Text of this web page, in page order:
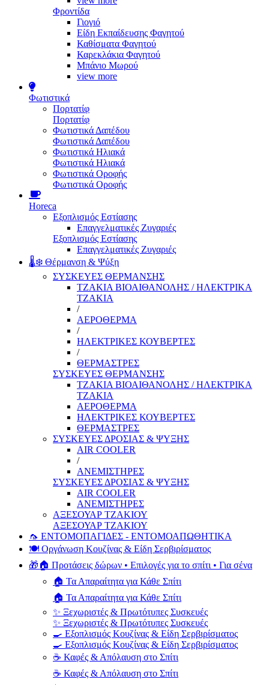
Φροντίδα
Γιογιό
Είδη Εκπαίδευσης Φαγητού
Καθίσματα Φαγητού
Καρεκλάκια Φαγητού
Μπάνιο Μωρού
view more
Φωτιστικά
Πορτατίφ
Πορτατίφ
Φωτιστικά Δαπέδου
Φωτιστικά Δαπέδου
Φωτιστικά Ηλιακά
Φωτιστικά Ηλιακά
Φωτιστικά Οροφής
Φωτιστικά Οροφής
Horeca
Εξοπλισμός Εστίασης
Επαγγελματικές Ζυγαριές
Εξοπλισμός Εστίασης
Επαγγελματικές Ζυγαριές
🌡️❄️ Θέρμανση & Ψύξη
ΣΥΣΚΕΥΕΣ ΘΕΡΜΑΝΣΗΣ
ΤΖΑΚΙΑ ΒΙΟΑΙΘΑΝΟΛΗΣ / ΗΛΕΚΤΡΙΚΑ
ΤΖΑΚΙΑ
/
ΑΕΡΟΘΕΡΜΑ
/
ΗΛΕΚΤΡΙΚΕΣ ΚΟΥΒΕΡΤΕΣ
/
ΘΕΡΜΑΣΤΡΕΣ
ΣΥΣΚΕΥΕΣ ΘΕΡΜΑΝΣΗΣ
ΤΖΑΚΙΑ ΒΙΟΑΙΘΑΝΟΛΗΣ / ΗΛΕΚΤΡΙΚΑ
ΤΖΑΚΙΑ
ΑΕΡΟΘΕΡΜΑ
ΗΛΕΚΤΡΙΚΕΣ ΚΟΥΒΕΡΤΕΣ
ΘΕΡΜΑΣΤΡΕΣ
ΣΥΣΚΕΥΕΣ ΔΡΟΣΙΑΣ & ΨΥΞΗΣ
AIR COOLER
/
ΑΝΕΜΙΣΤΗΡΕΣ
ΣΥΣΚΕΥΕΣ ΔΡΟΣΙΑΣ & ΨΥΞΗΣ
AIR COOLER
ΑΝΕΜΙΣΤΗΡΕΣ
ΑΞΕΣΟΥΑΡ ΤΖΑΚΙΟΥ
ΑΞΕΣΟΥΑΡ ΤΖΑΚΙΟΥ
🦟 ΕΝΤΟΜΟΠΑΓΙΔΕΣ - ΕΝΤΟΜΟΑΠΩΘΗΤΙΚΑ
🍽️ Οργάνωση Κουζίνας & Είδη Σερβιρίσματος
🎁🏠 Προτάσεις δώρων • Επιλογές για το σπίτι • Για σένα
🏠 Τα Απαραίτητα για Κάθε Σπίτι
🏠 Τα Απαραίτητα για Κάθε Σπίτι
✨ Ξεχωριστές & Πρωτότυπες Συσκευές
✨ Ξεχωριστές & Πρωτότυπες Συσκευές
🍳 Εξοπλισμός Κουζίνας & Είδη Σερβιρίσματος
🍳 Εξοπλισμός Κουζίνας & Είδη Σερβιρίσματος
☕ Καφές & Απόλαυση στο Σπίτι
☕ Καφές & Απόλαυση στο Σπίτι